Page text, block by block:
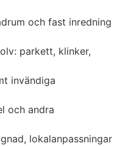
och fast inredning
parkett, klinker,
invändiga
och andra
lokalanpassningar